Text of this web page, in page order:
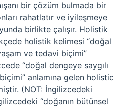
bir çözüm bulmada bir
rahatlatır ve iyileşmeye
birlikte çalışır. Holistik
holistik kelimesi “doğal
ve tedavi biçimi”
“doğal dengeye saygılı
anlamına gelen holistic
(NOT: İngilizcedeki
“doğanın bütünsel